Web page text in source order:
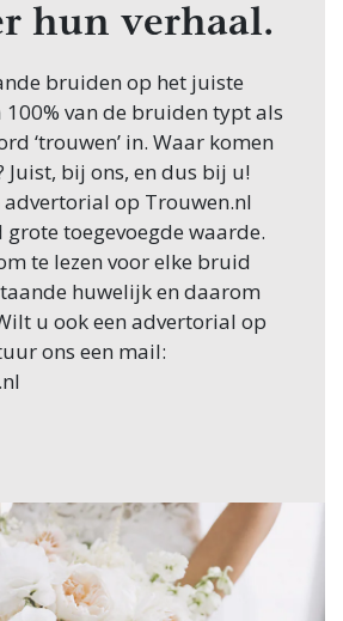
hun verhaal.
bruiden op het juiste
van de bruiden typt als
‘trouwen’ in. Waar komen
Juist, bij ons, en dus bij u!
advertorial op Trouwen.nl
grote toegevoegde waarde.
te lezen voor elke bruid
huwelijk en daarom
u ook een advertorial op
ons een mail: